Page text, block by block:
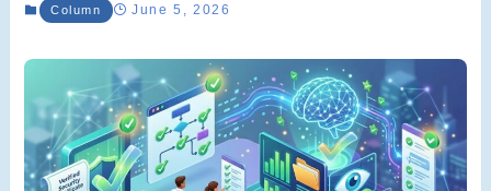
Column June 5, 2026